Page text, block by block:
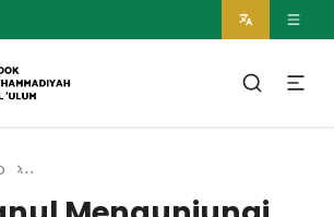
Syamsul